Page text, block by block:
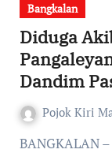
Bangkalan
Diduga
Dandim
Pojok Kiri
BANGKALAN – Kerusakan melanda bagian kanopi